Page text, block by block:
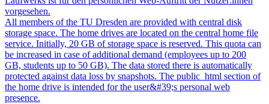
vorgesehen.
All members of the TU Dresden are provided with central disk
storage space. The home drives are located on the central home file
service. Initially, 20 GB of storage space is reserved. This quota can
be increased in case of additional demand (employees up to 200
GB, students up to 50 GB). The data stored there is automatically
protected against data loss by snapshots. The public_html section of
the home drive is intended for the user&#39;s personal web
presence.